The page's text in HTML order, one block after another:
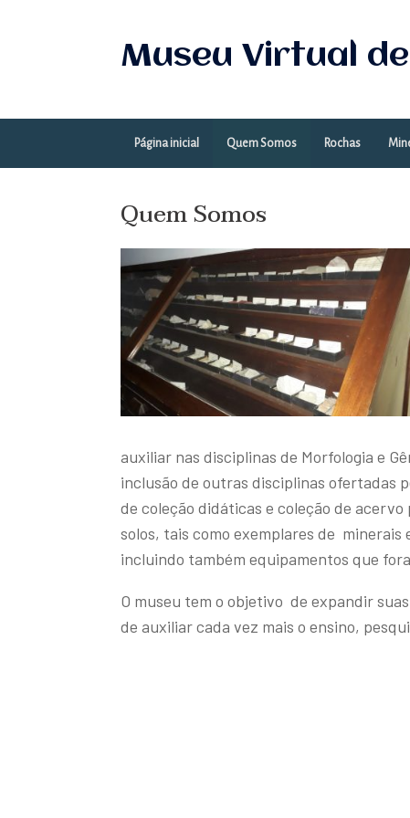
Museu Virtual
Página inicial Quem Somos Rochas
Quem Somos
auxiliar nas disciplinas de Morfologia e
inclusão de outras disciplinas ofertadas
de coleção didáticas e coleção de
solos, tais como exemplares de
incluindo também equipamentos que
O museu tem o objetivo de expandir
de auxiliar cada vez mais o ensino,